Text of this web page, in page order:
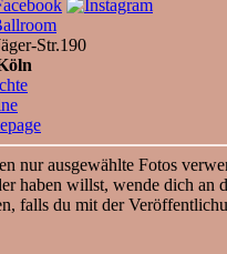
Str.190
nur ausgewählte Fotos
haben willst, wende dich an
falls du mit der